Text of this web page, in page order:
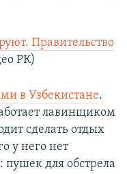
Правительство
РК)
в Узбекистане.
лавинщиком
сделать отдых
у него нет
для обстрела